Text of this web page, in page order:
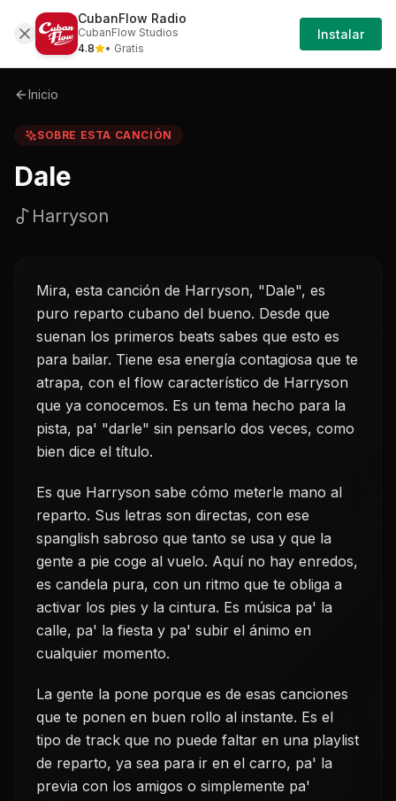
Sobre Dale-harryson
Iniciar
Sesión
Inicio
SOBRE ESTA CANCIÓN
Dale
Harryson
Mira, esta canción de Harryson, "Dale", es
puro reparto cubano del bueno. Desde que
suenan los primeros beats sabes que esto es
para bailar. Tiene esa energía contagiosa que te
atrapa, con el flow característico de Harryson
que ya conocemos. Es un tema hecho para la
pista, pa' "darle" sin pensarlo dos veces, como
bien dice el título.
Es que Harryson sabe cómo meterle mano al
reparto. Sus letras son directas, con ese
spanglish sabroso que tanto se usa y que la
gente a pie coge al vuelo. Aquí no hay enredos,
es candela pura, con un ritmo que te obliga a
activar los pies y la cintura. Es música pa' la
calle, pa' la fiesta y pa' subir el ánimo en
cualquier momento.
La gente la pone porque es de esas canciones
que te ponen en buen rollo al instante. Es el
tipo de track que no puede faltar en una playlist
de reparto, ya sea para ir en el carro, pa' la
previa con los amigos o simplemente pa'
CubanFlow Radio
CubanFlow Studios
4.8
• Gratis
Instalar